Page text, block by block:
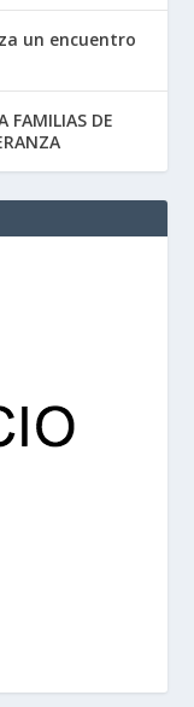
un encuentro
FAMILIAS DE